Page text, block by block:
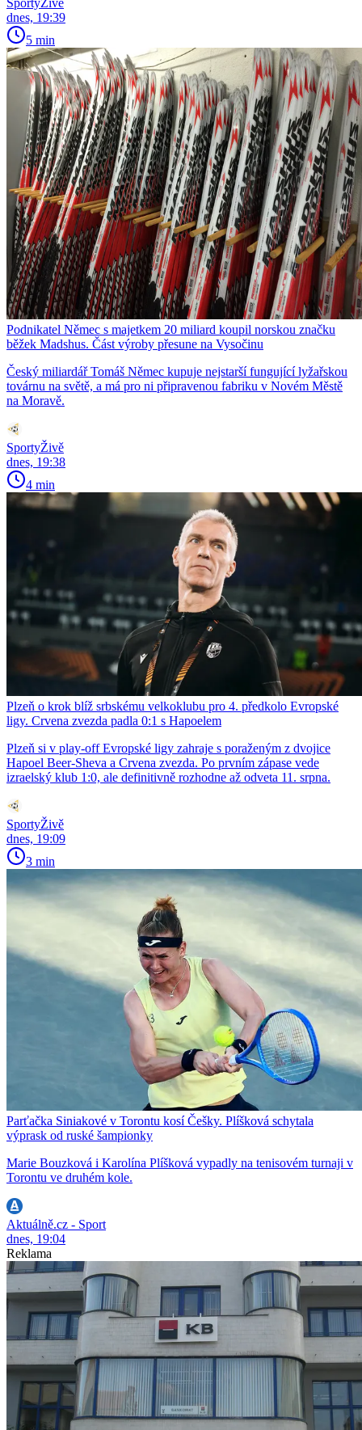
SportyŽivě
dnes, 19:39
5 min
Podnikatel Němec s majetkem 20 miliard koupil norskou značku
běžek Madshus. Část výroby přesune na Vysočinu
Český miliardář Tomáš Němec kupuje nejstarší fungující lyžařskou
továrnu na světě, a má pro ni připravenou fabriku v Novém Městě
na Moravě.
SportyŽivě
dnes, 19:38
4 min
Plzeň o krok blíž srbskému velkoklubu pro 4. předkolo Evropské
ligy. Crvena zvezda padla 0:1 s Hapoelem
Plzeň si v play-off Evropské ligy zahraje s poraženým z dvojice
Hapoel Beer-Sheva a Crvena zvezda. Po prvním zápase vede
izraelský klub 1:0, ale definitivně rozhodne až odveta 11. srpna.
SportyŽivě
dnes, 19:09
3 min
Parťačka Siniakové v Torontu kosí Češky. Plíšková schytala
výprask od ruské šampionky
Marie Bouzková i Karolína Plíšková vypadly na tenisovém turnaji v
Torontu ve druhém kole.
Aktuálně.cz - Sport
dnes, 19:04
Reklama